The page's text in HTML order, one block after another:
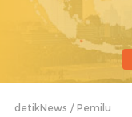
detikNews Pemilu